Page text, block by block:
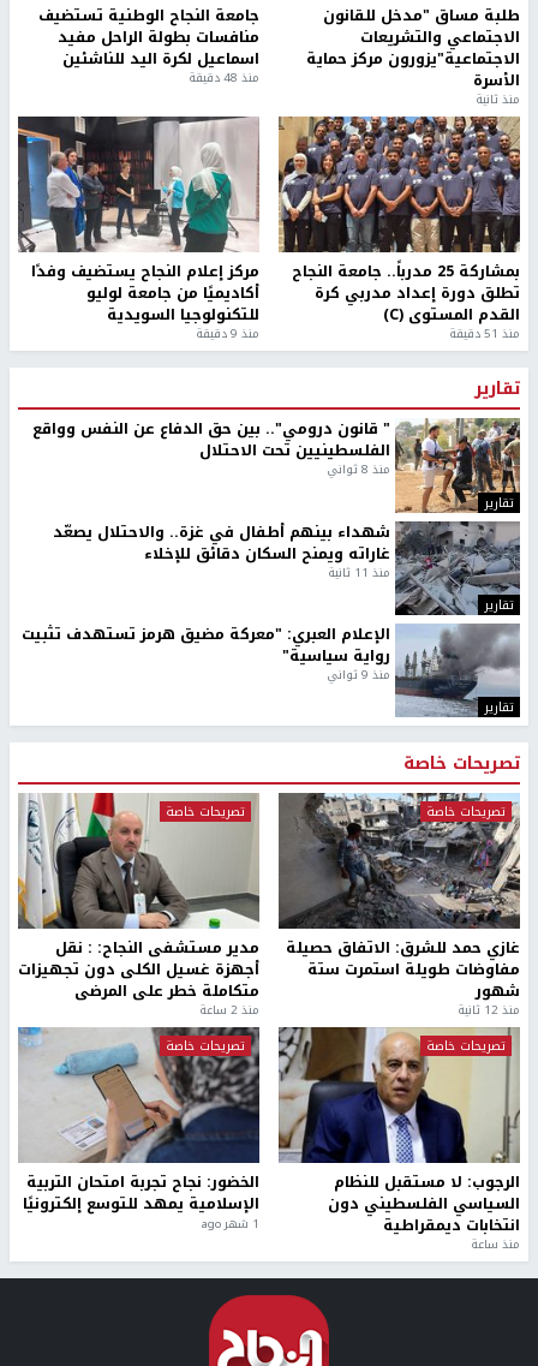
طلبة مساق "مدخل للقانون
الاجتماعي والتشريعات
الاجتماعية"يزورون مركز حماية
الأسرة
منذ ثانية
جامعة النجاح الوطنية تستضيف
منافسات بطولة الراحل مفيد
اسماعيل لكرة اليد للناشئين
منذ 48 دقيقة
بمشاركة 25 مدرباً.. جامعة النجاح
تطلق دورة إعداد مدربي كرة
القدم المستوى (C)
منذ 51 دقيقة
مركز إعلام النجاح يستضيف وفدًا
أكاديميًا من جامعة لوليو
للتكنولوجيا السويدية
منذ 9 دقيقة
تقارير
تقارير
" قانون درومي".. بين حق الدفاع عن النفس وواقع
الفلسطينيين تحت الاحتلال
منذ 8 ثواني
تقارير
شهداء بينهم أطفال في غزة.. والاحتلال يصعّد
غاراته ويمنح السكان دقائق للإخلاء
منذ 11 ثانية
تقارير
الإعلام العبري: "معركة مضيق هرمز تستهدف تثبيت
رواية سياسية"
منذ 9 ثواني
تصريحات خاصة
تصريحات خاصة
غازي حمد للشرق: الاتفاق حصيلة
مفاوضات طويلة استمرت ستة
شهور
منذ 12 ثانية
تصريحات خاصة
مدير مستشفى النجاح: : نقل
أجهزة غسيل الكلى دون تجهيزات
متكاملة خطر على المرضى
منذ 2 ساعة
تصريحات خاصة
الرجوب: لا مستقبل للنظام
السياسي الفلسطيني دون
انتخابات ديمقراطية
منذ ساعة
تصريحات خاصة
الخضور: نجاح تجربة امتحان التربية
الإسلامية يمهد للتوسع إلكترونيًا
1 شهر ago